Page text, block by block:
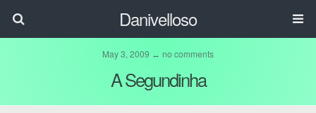
Danivelloso
May 3, 2009 ↔ no comments
A Segundinha